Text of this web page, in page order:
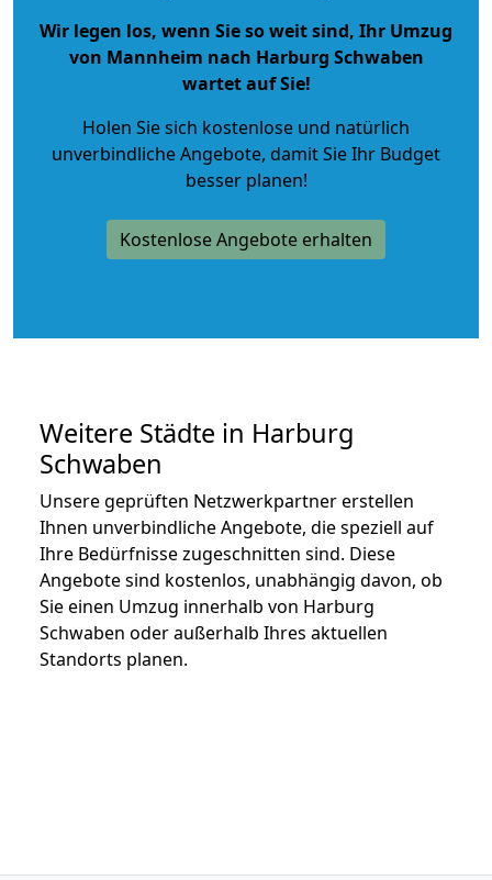
Wir legen los, wenn Sie so weit sind, Ihr Umzug
von Mannheim nach Harburg Schwaben
wartet auf Sie!
Holen Sie sich kostenlose und natürlich
unverbindliche Angebote, damit Sie Ihr Budget
besser planen!
Kostenlose Angebote erhalten
Weitere Städte in Harburg
Schwaben
Unsere geprüften Netzwerkpartner erstellen
Ihnen unverbindliche Angebote, die speziell auf
Ihre Bedürfnisse zugeschnitten sind. Diese
Angebote sind kostenlos, unabhängig davon, ob
Sie einen Umzug innerhalb von Harburg
Schwaben oder außerhalb Ihres aktuellen
Standorts planen.